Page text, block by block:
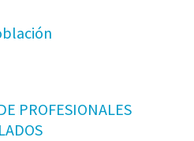
PROFESIONALES